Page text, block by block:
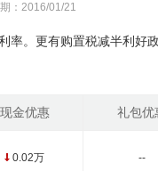
期：2016/01/21
。更有购置税减半利好政
现金优惠 礼包优
0.02万 --